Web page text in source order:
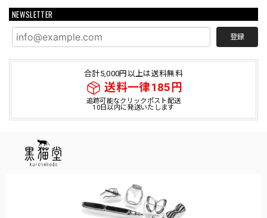
NEWSLETTER
登録
合計5,000円以上は送料無料
送料一律185円
追跡可能なクリックポスト配送
10日以内に発送いたします